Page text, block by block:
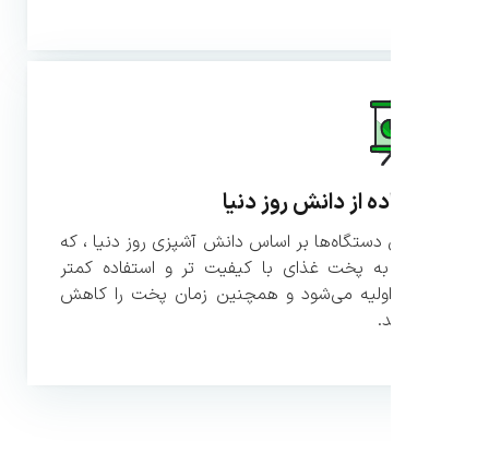
از دانش روز دنیا
بر اساس دانش آشپزی روز دنیا ، که
پخت غذای با کیفیت تر و استفاده کمتر
اولیه می‌شود و همچنین زمان پخت را کاهش